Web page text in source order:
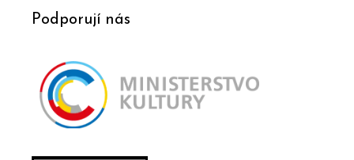
Podporují nás